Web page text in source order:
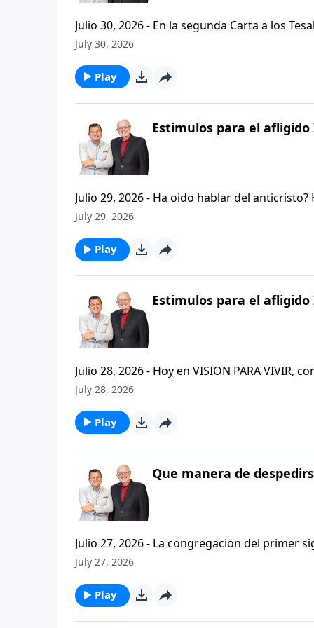
Julio 30, 2026 - En la segunda Carta a los
permanezcan firmes y aferrados a las
del mensaje que comenzamos hace un par
July 30, 2026
Play
Estimulos para el
Julio 29, 2026 - Ha oido hablar del
que se refiere la Biblia cuando usa la palabra
capitulo de 2 Tesalonicenses y escuchemos
AFLIGIDO.
July 29, 2026
Play
Estimulos para el afligido
Julio 28, 2026 - Hoy en VISION PARA
CRISTIANISMO FIRME: UN ESTUDIO DE 2
el pastor Carlos A. Zazueta titulo: "ESTIMULOS
July 28, 2026
Play
Que manera de
Julio 27, 2026 - La congregacion del primer
interpersonales cristianas y genuinas. Se afirmaban mutuamente. Daban cuentas de si mismos unos con
que significa desarrollar relaciones
July 27, 2026
Play